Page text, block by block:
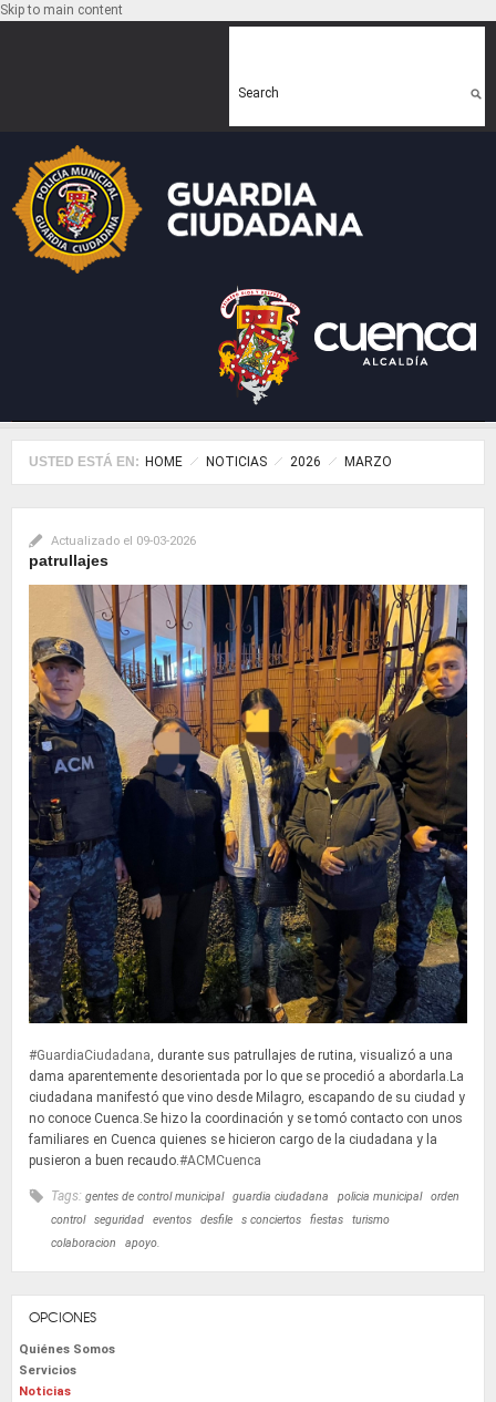
Skip to main content
Search
USTED ESTÁ EN: HOME NOTICIAS 2026 MARZO
Actualizado el 09-03-2026
patrullajes
#GuardiaCiudadana, durante sus patrullajes de rutina, visualizó a una
dama aparentemente desorientada por lo que se procedió a abordarla.La
ciudadana manifestó que vino desde Milagro, escapando de su ciudad y
no conoce Cuenca.Se hizo la coordinación y se tomó contacto con unos
familiares en Cuenca quienes se hicieron cargo de la ciudadana y la
pusieron a buen recaudo.#ACMCuenca
Tags: gentes de control municipal guardia ciudadana policia municipal
orden
control
seguridad eventos desfile s conciertos fiestas
turismo
colaboracion
apoyo.
OPCIONES
Quiénes Somos
Servicios
Noticias